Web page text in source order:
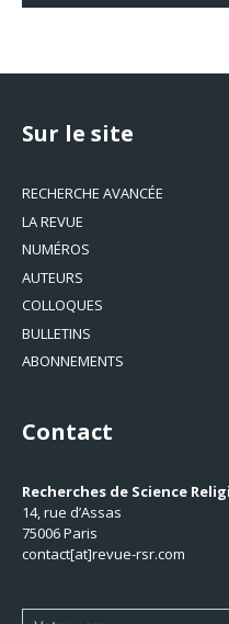
Sur le site
RECHERCHE AVANCÉE
LA REVUE
NUMÉROS
AUTEURS
COLLOQUES
BULLETINS
ABONNEMENTS
Contact
Recherches de Science
14, rue d’Assas
75006 Paris
contact[at]revue-rsr.com